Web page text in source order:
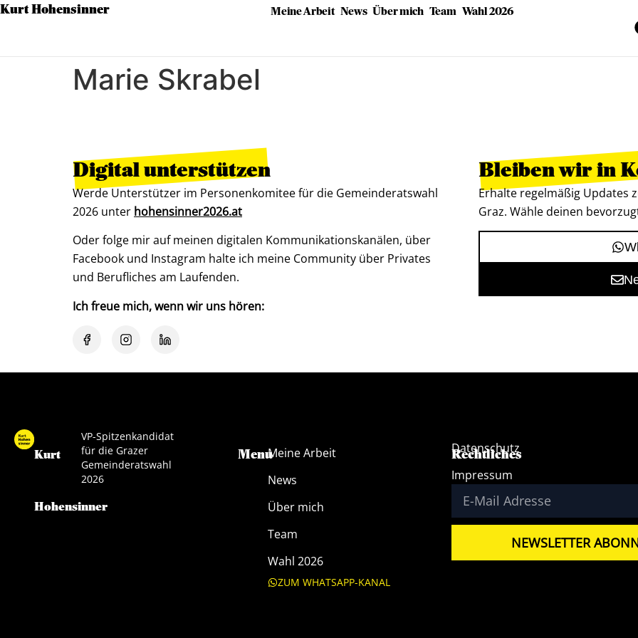
Kurt Hohensinner Meine Arbeit News Über mich Team Wahl 2026
Marie Skrabel
Digital unterstützen
Werde Unterstützer im Personenkomitee für die Gemeinderatswahl
2026 unter hohensinner2026.at
Oder folge mir auf meinen digitalen Kommunikationskanälen, über
Facebook und Instagram halte ich meine Community über Privates
und Berufliches am Laufenden.
Ich freue mich, wenn wir uns hören:
Bleiben wir in
Erhalte regelmäßig Updates
Graz. Wähle deinen
Kurt
Hohensinner
VP-Spitzenkandidat
für die Grazer
Gemeinderatswahl
2026
MenuMeine Arbeit
News
Über mich
Team
Wahl 2026
ZUM WHATSAPP-KANAL
Rechtliches
Datenschutz
Impressum
NEWSLETTER